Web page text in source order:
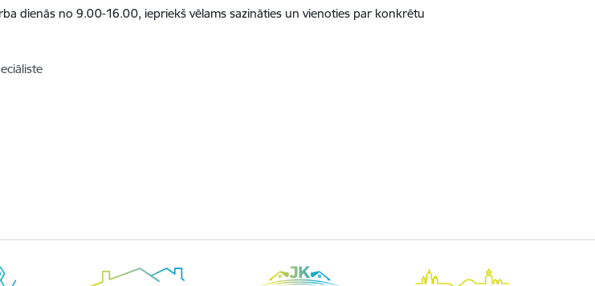
dienās no 9.00-16.00, iepriekš vēlams sazināties un vienoties par konkrētu